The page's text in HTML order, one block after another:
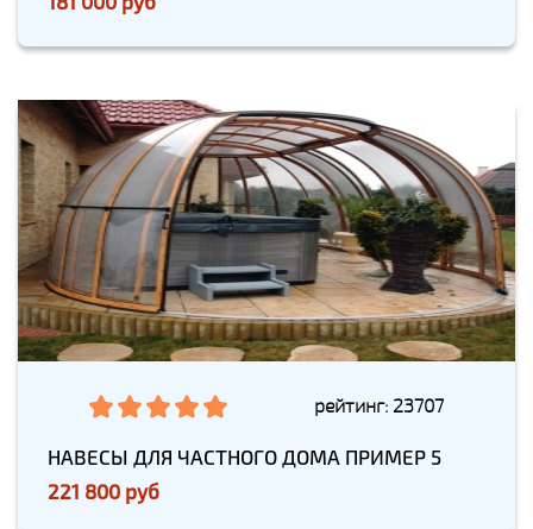
рейтинг: 23707
НАВЕСЫ ДЛЯ ЧАСТНОГО ДОМА ПРИМЕР 5
221 800 руб